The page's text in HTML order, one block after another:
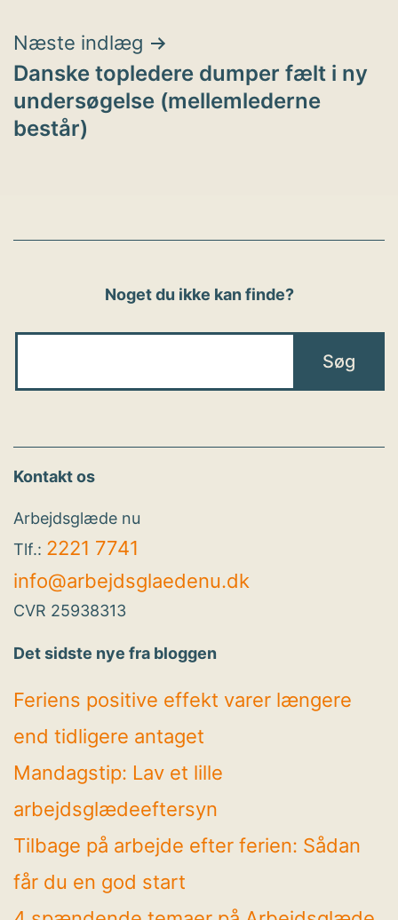
Næste indlæg
Danske topledere dumper fælt i ny
undersøgelse (mellemlederne
består)
Noget du ikke kan finde?
Kontakt os
Arbejdsglæde nu
Tlf.: 2221 7741
info@arbejdsglaedenu.dk
CVR 25938313
Det sidste nye fra bloggen
Feriens positive effekt varer længere
end tidligere antaget
Mandagstip: Lav et lille
arbejdsglædeeftersyn
Tilbage på arbejde efter ferien: Sådan
får du en god start